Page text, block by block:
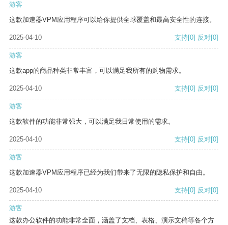
游客
这款加速器VPM应用程序可以给你提供全球覆盖和最高安全性的连接。
2025-04-10 支持[0] 反对[0]
游客
这款app的商品种类非常丰富，可以满足我所有的购物需求。
2025-04-10 支持[0] 反对[0]
游客
这款软件的功能非常强大，可以满足我日常使用的需求。
2025-04-10 支持[0] 反对[0]
游客
这款加速器VPM应用程序已经为我们带来了无限的隐私保护和自由。
2025-04-10 支持[0] 反对[0]
游客
这款办公软件的功能非常全面，涵盖了文档、表格、演示文稿等各个方